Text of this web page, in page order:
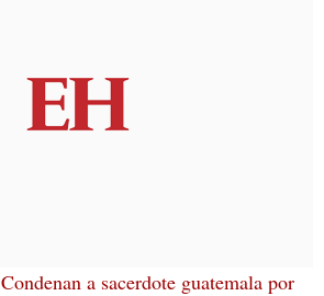
Condenan a sacerdote guatemala por